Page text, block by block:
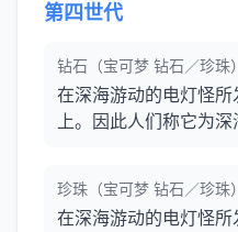
第四世代
钻石（宝可梦 钻石／珍珠）
在深海游动的电灯怪
上。因此人们称它为深
珍珠（宝可梦 钻石／珍珠）
在深海游动的电灯怪